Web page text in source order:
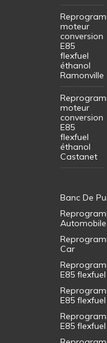
moteur
conversion
E85
flexfuel
éthanol
Ramonville
moteur
conversion
E85
flexfuel
éthanol
Castanet
Banc De
Automobile
Car
E85
E85
E85